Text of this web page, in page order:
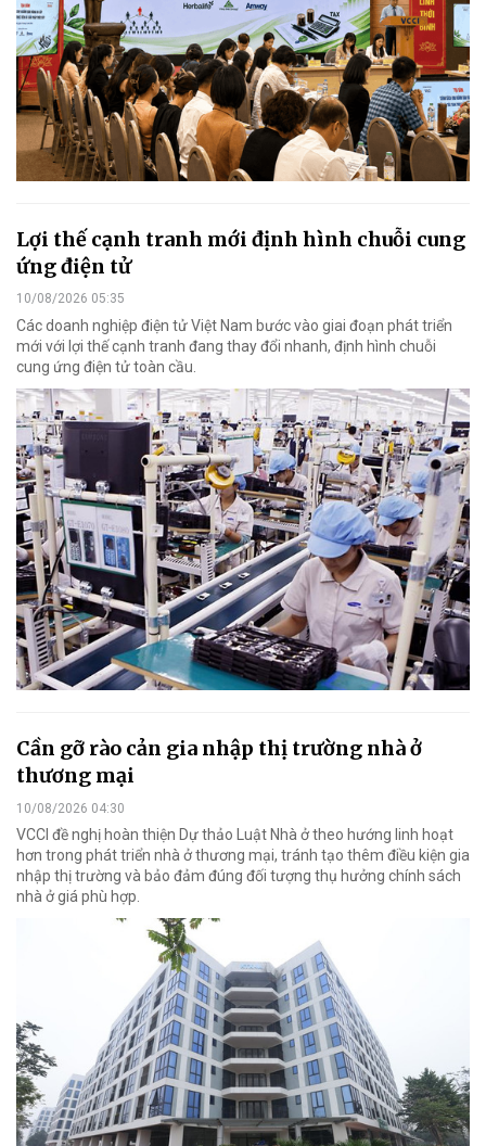
Lợi thế cạnh tranh mới định hình chuỗi cung
ứng điện tử
10/08/2026 05:35
Các doanh nghiệp điện tử Việt Nam bước vào giai đoạn phát triển
mới với lợi thế cạnh tranh đang thay đổi nhanh, định hình chuỗi
cung ứng điện tử toàn cầu.
Cần gỡ rào cản gia nhập thị trường nhà ở
thương mại
10/08/2026 04:30
VCCI đề nghị hoàn thiện Dự thảo Luật Nhà ở theo hướng linh hoạt
hơn trong phát triển nhà ở thương mại, tránh tạo thêm điều kiện gia
nhập thị trường và bảo đảm đúng đối tượng thụ hưởng chính sách
nhà ở giá phù hợp.